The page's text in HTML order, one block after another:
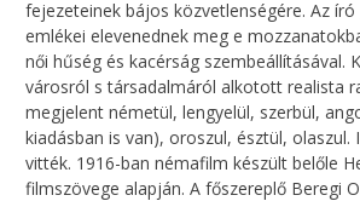
fejezeteinek bájos közvetlenségére. Az
emlékei elevenednek meg e
női hűség és kacérság szembeállításával.
városról s társadalmáról alkotott realista
megjelent németül, lengyelül, szerbül,
kiadásban is van), oroszul, észtül, olaszul.
vitték. 1916-ban némafilm készült belőle
filmszövege alapján. A főszereplő Beregi